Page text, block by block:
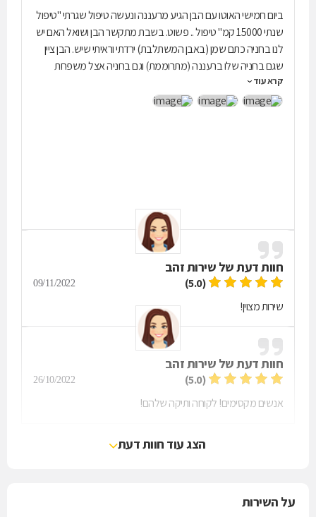
ביום חמישי האוטו עם הבן הגיע מרעננה ונעשה טיפול שגרתי "טיפול
שנתי 15000 קמ" טיפול .. פשוט. בשבת מתקשר הבן ושואל האם יש
לנו בחניה כתם שמן (באבן המשתלבת) ירדתי וראיתי שיש. הבן ציין
שגם בחניה שלו ברעננה (מתרוממת) וגם בחניה אצל משפחת
אשתו ברחובות יש גם כתם שמן. ביום ראשון (שלושה ימים אחרי
הטיפול) נסעתי מחיפה ברכבי הפרטי לכיוון המרכז, הבאתי את
קרא עוד
חוות דעת של שירות זהב
(5.0)
09/11/2022
שירות מצוין!
חוות דעת של שירות זהב
(5.0)
26/10/2022
אנשים מקסימים! לקוחה ותיקה שלהם!
הצג עוד חוות דעת
על השירות